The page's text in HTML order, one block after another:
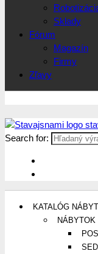
Sklady
Fórum
Magazín
Firmy
Zľavy
Stavajsnami.sk
Stavebníctvo, stavby,
Search for:
KATALÓG
NÁBYTOK